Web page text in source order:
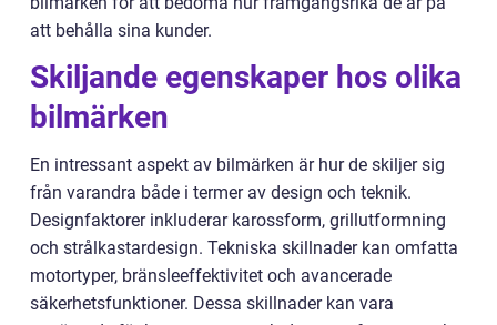
att behålla sina kunder.
Skiljande egenskaper hos olika
bilmärken
En intressant aspekt av bilmärken är hur de skiljer sig
från varandra både i termer av design och teknik.
Designfaktorer inkluderar karossform, grillutformning
och strålkastardesign. Tekniska skillnader kan omfatta
motortyper, bränsleeffektivitet och avancerade
säkerhetsfunktioner. Dessa skillnader kan vara